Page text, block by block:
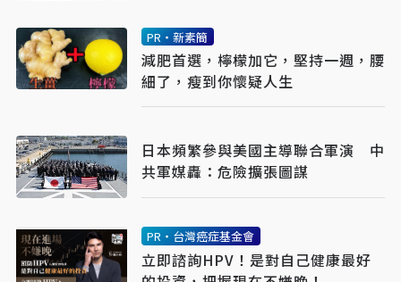
PR・新素簡
減肥首選，檸檬加它，堅持一週，腰
細了，瘦到你懷疑人生
日本頻繁參與美國主導聯合軍演 中
共軍媒轟：危險擴張圖謀
PR・台灣癌症基金會
立即諮詢HPV！是對自己健康最好